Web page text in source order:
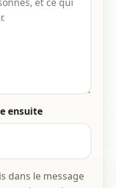
ensuite
dans le message